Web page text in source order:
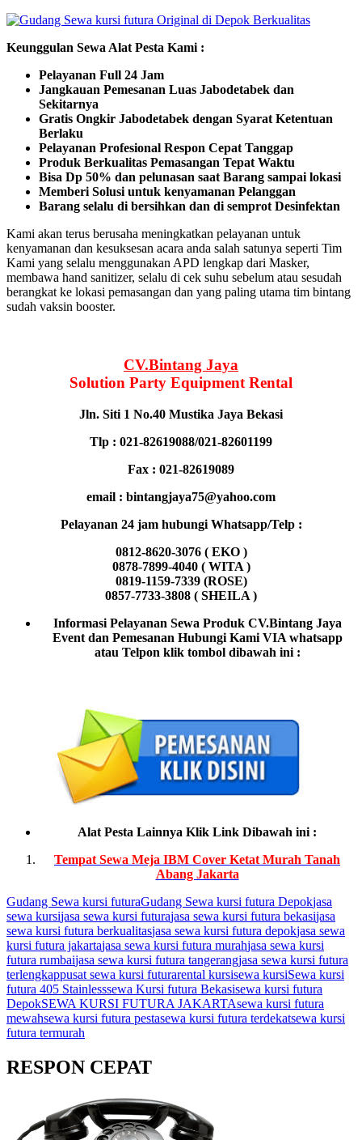
Keunggulan Sewa Alat Pesta Kami :
Pelayanan Full 24 Jam
Jangkauan Pemesanan Luas Jabodetabek dan
Sekitarnya
Gratis Ongkir Jabodetabek dengan Syarat Ketentuan
Berlaku
Pelayanan Profesional Respon Cepat Tanggap
Produk Berkualitas Pemasangan Tepat Waktu
Bisa Dp 50% dan pelunasan saat Barang sampai lokasi
Memberi Solusi untuk kenyamanan Pelanggan
Barang selalu di bersihkan dan di semprot Desinfektan
Kami akan terus berusaha meningkatkan pelayanan untuk
kenyamanan dan kesuksesan acara anda salah satunya seperti Tim
Kami yang selalu menggunakan APD lengkap dari Masker,
membawa hand sanitizer, selalu di cek suhu sebelum atau sesudah
berangkat ke lokasi pemasangan dan yang paling utama tim bintang
sudah vaksin booster.
CV.Bintang Jaya
Solution Party EquipmentRental
Jln. Siti 1 No.40 Mustika Jaya Bekasi
Tlp : 021-82619088/021-82601199
Fax : 021-82619089
email : bintangjaya75@yahoo.com
Pelayanan 24 jam hubungi Whatsapp/Telp :
0812-8620-3076 ( EKO )
0878-7899-4040 ( WITA )
0819-1159-7339 (ROSE)
0857-7733-3808 ( SHEILA )
Informasi Pelayanan Sewa Produk CV.Bintang Jaya
Event dan Pemesanan Hubungi Kami VIA whatsapp
atau Telpon klik tombol dibawah ini :
Alat Pesta Lainnya Klik Link Dibawah ini :
Tempat Sewa Meja IBM Cover Ketat Murah Tanah
Abang Jakarta
Gudang Sewa kursi futuraGudang Sewa kursi futura Depokjasa
sewa kursijasa sewa kursi futurajasa sewa kursi futura bekasijasa
sewa kursi futura berkualitasjasa sewa kursi futura depokjasa sewa
kursi futura jakartajasa sewa kursi futura murahjasa sewa kursi
futura rumbaijasa sewa kursi futura tangerangjasa sewa kursi futura
terlengkappusat sewa kursi futurarental kursisewa kursiSewa kursi
futura 405 Stainlesssewa Kursi futura Bekasisewa kursi futura
DepokSEWA KURSI FUTURA JAKARTAsewa kursi futura
mewahsewa kursi futura pestasewa kursi futura terdekatsewa kursi
futura termurah
RESPON CEPAT